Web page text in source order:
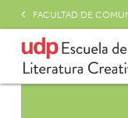
FACULTAD DE